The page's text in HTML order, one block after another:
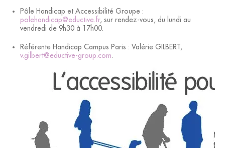
Pôle Handicap et Accessibilité Groupe :
polehandicap@eductive.fr, sur rendez-vous, du lundi au
vendredi de 9h30 à 17h00.
Référente Handicap Campus Paris : Valérie GILBERT,
v.gilbert@eductive-group.com